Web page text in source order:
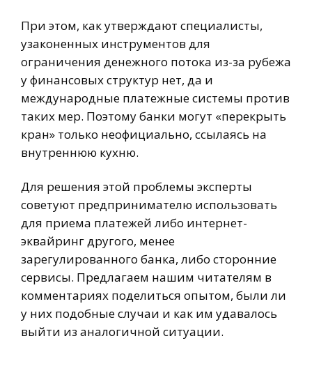
При этом, как утверждают специалисты,
узаконенных инструментов для
ограничения денежного потока из-за рубежа
у финансовых структур нет, да и
международные платежные системы против
таких мер. Поэтому банки могут «перекрыть
кран» только неофициально, ссылаясь на
внутреннюю кухню.
Для решения этой проблемы эксперты
советуют предпринимателю использовать
для приема платежей либо интернет-
эквайринг другого, менее
зарегулированного банка, либо сторонние
сервисы. Предлагаем нашим читателям в
комментариях поделиться опытом, были ли
у них подобные случаи и как им удавалось
выйти из аналогичной ситуации.